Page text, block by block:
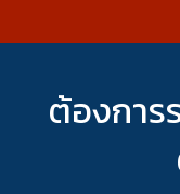
ต้องการ